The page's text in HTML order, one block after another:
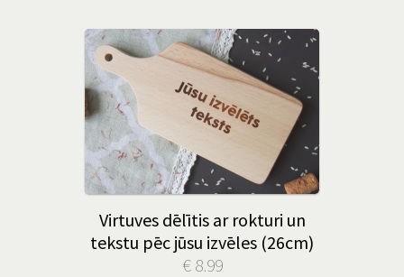
Virtuves dēlītis ar rokturi un
tekstu pēc jūsu izvēles (26cm)
€ 8.99